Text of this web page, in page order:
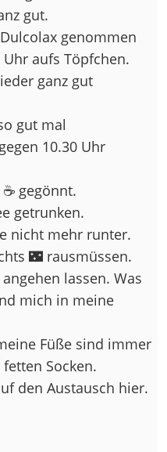
gut.
genommen
aufs Töpfchen.
ganz gut
gut mal
10.30 Uhr
☕️ gegönnt.
getrunken.
nicht mehr runter.
🌃 rausmüssen.
lassen. Was
mich in meine
Füße sind immer
Socken.
den Austausch hier.